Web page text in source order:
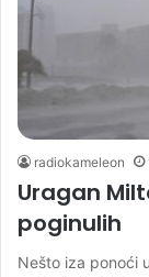
radiokameleon
Uragan
poginulih
Nešto iza ponoći